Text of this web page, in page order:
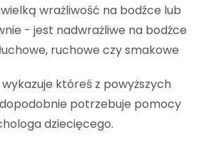
wrażliwość na bodźce lub
- jest nadwrażliwe na bodźce
ruchowe czy smakowe
któreś z powyższych
potrzebuje pomocy
dziecięcego.